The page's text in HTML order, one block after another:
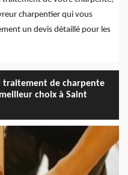
charpentier qui vous
un devis détaillé pour les
traitement de charpente
choix à Saint